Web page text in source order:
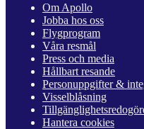
Om Apollo
Jobba hos oss
Flygprogram
Våra resmål
Press och media
Hållbart resande
Personuppgifter &
Visselblåsning
Hantera cookies